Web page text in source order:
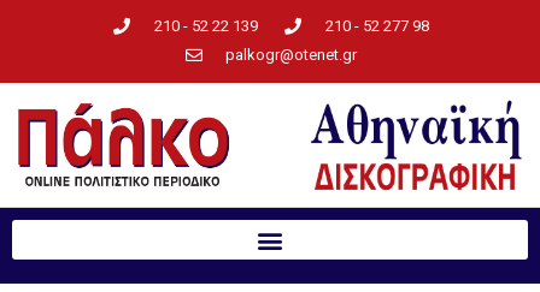
210 - 52 22 139
210 - 52 277 98
palkogr@otenet.gr